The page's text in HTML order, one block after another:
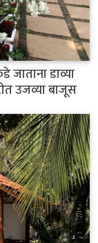
जाताना डाव्या
उजव्या बाजूस